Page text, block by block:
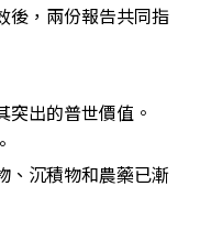
後，兩份報告共同指
突出的普世價值。
、沉積物和農藥已漸